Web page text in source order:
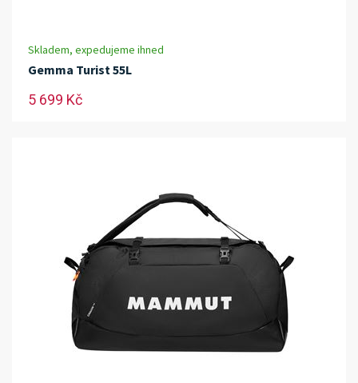
Skladem, expedujeme ihned
Gemma Turist 55L
5 699 Kč